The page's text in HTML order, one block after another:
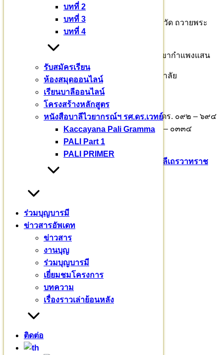
บทที่ 2
บทที่ 3
บทที่ 4
รับสมัครเรียน
ห้องสมุดออนไลน์
เรียนบาลีออนไลน์
โครงสร้างหลักสูตร
หนังสือบาลีไวยากรณ์ฯ รศ.ดร.เวทย์
Kaccayana Pali Gramma
PALI Part 1
PALI PRIMER
ร่วมบุญบารมี
ข่าวสารอัพเดท
ข่าวสาร
งานบุญ
ร่วมบุญบารมี
เยี่ยมชมโครงการ
บทความ
เรื่องราวเล่าย้อนหลัง
ติดต่อ
ขอเชิญสาธุชน อุปถัมภ์ เรือนว่าง กลด เครื่องจำวัด ถวายพระ
ร่วมบุญบารมี สร้างศาสนทายาท ธ.กรุงไทย สาขากำแพงแสน
ชื่อบัญชี มหาวชิราลงกรณบาลีเถรวาทราชวิทยาลัย
เลขที่ : 726-0-76552-6
ติดต่อร่วมบุญอุปถัมภ์ พระธรรมวชิราจารย์ รศ.ดร. ๐๙๒ – ๖๙๔
– ๘๘๘๓ พระมหาธีรเพชร ธีรเวที ๐๘๙ – ๘๙๙ – ๐๓๓๔
รศ.ดร.เวทย์ บรรณกรกุล ๐๘๑ – ๙๔๓ – ๒๖๖๕
มหาวชิราลงกรณ​บาลี​เถรวาท​ราช​
สามเณรสีหะ
หมวดหมู่
ข่าวสาร(235)
งานบุญ(18)
บทความ(80)
พระมหากรุณาธิคุณ
ร่วมบุญบารมี(720)
เยี่ยมชมโครงการ
เรียนบาลี(3)
เรื่องราวเล่าย้อนหลัง
บทความอื่นๆ